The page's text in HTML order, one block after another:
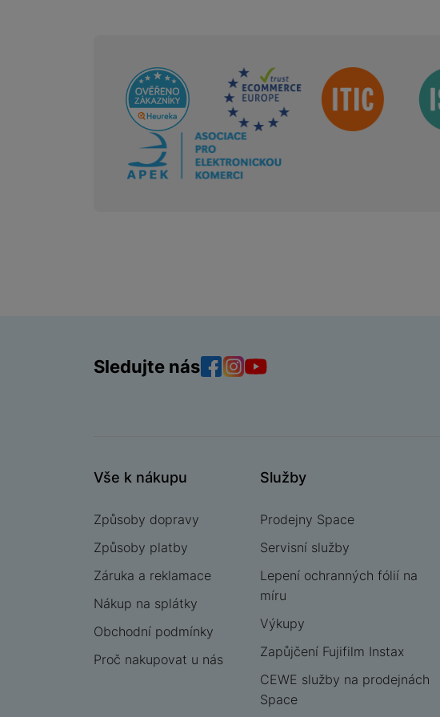
Sdružení
Sledujte nás
Vše k nákupu
Způsoby dopravy
Způsoby platby
Záruka a reklamace
Nákup na splátky
Obchodní podmínky
Proč nakupovat u nás
Služby
Prodejny Space
Servisní služby
Lepení ochranných fólií na
míru
Výkupy
Zapůjčení Fujifilm Instax
CEWE služby na prodejnách
Space